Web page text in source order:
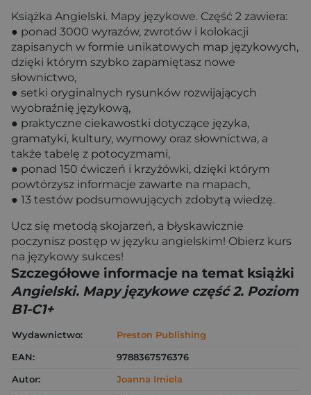
Książka Angielski. Mapy językowe. Część 2 zawiera:
● ponad 3000 wyrazów, zwrotów i kolokacji
zapisanych w formie unikatowych map językowych,
dzięki którym szybko zapamiętasz nowe
słownictwo,
● setki oryginalnych rysunków rozwijających
wyobraźnię językową,
● praktyczne ciekawostki dotyczące języka,
gramatyki, kultury, wymowy oraz słownictwa, a
także tabelę z potocyzmami,
● ponad 150 ćwiczeń i krzyżówki, dzięki którym
powtórzysz informacje zawarte na mapach,
● 13 testów podsumowujących zdobytą wiedzę.
Ucz się metodą skojarzeń, a błyskawicznie
poczynisz postęp w języku angielskim! Obierz kurs
na językowy sukces!
Szczegółowe informacje na temat książki
Angielski. Mapy językowe część 2. Poziom
B1-C1+
Wydawnictwo:
Preston Publishing
EAN:
9788367576376
Autor:
Joanna Imiela